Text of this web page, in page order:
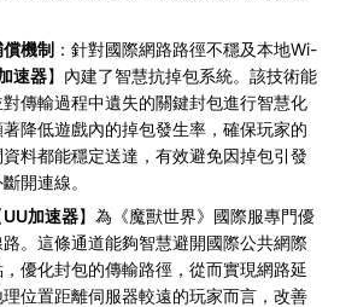
機制 ：針對國際網路路徑不穩及本地Wi-
速器】內建了智慧抗掉包系統。該技術能
傳輸過程中遺失的關鍵封包進行智慧化
降低遊戲內的掉包發生率，確保玩家的
料都能穩定送達，有效避免因掉包引發
開連線。
UU加速器】為《魔獸世界》國際服專門優
。這條通道能夠智慧避開國際公共網際
優化封包的傳輸路徑，從而實現網路延
位置距離伺服器較遠的玩家而言，改善